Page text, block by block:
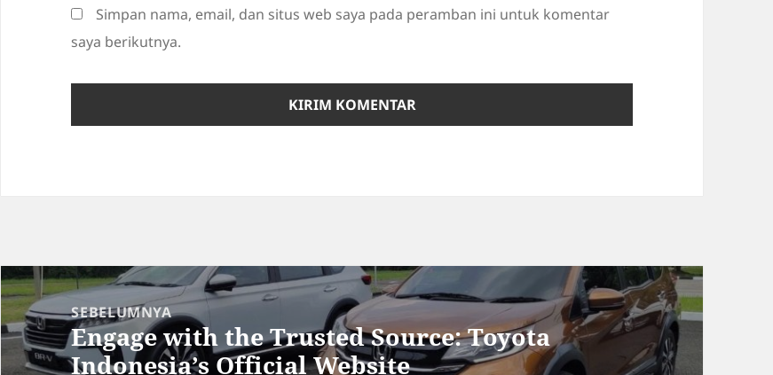
Simpan nama, email, dan situs web saya pada peramban ini untuk komentar
saya berikutnya.
Navigasi
pos
SEBELUMNYA
Pos
sebelumnya:
Engage with the Trusted Source: Toyota
Indonesia’s Official Website